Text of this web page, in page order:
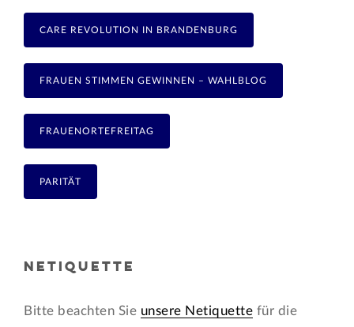
CARE REVOLUTION IN BRANDENBURG
FRAUEN STIMMEN GEWINNEN – WAHLBLOG
FRAUENORTEFREITAG
PARITÄT
NETIQUETTE
Bitte beachten Sie unsere Netiquette für die